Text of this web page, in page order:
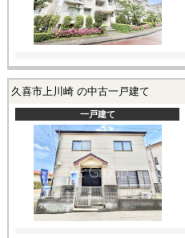
久喜市上川崎 の中古一戸建て
一戸建て